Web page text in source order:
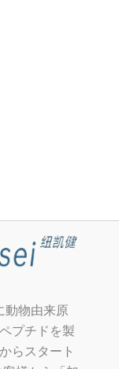
物由来原
プチドを製
らスタート